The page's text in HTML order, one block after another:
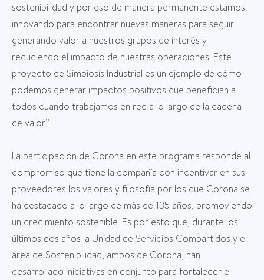
sostenibilidad y por eso de manera permanente estamos
innovando para encontrar nuevas maneras para seguir
generando valor a nuestros grupos de interés y
reduciendo el impacto de nuestras operaciones. Este
proyecto de Simbiosis Industrial es un ejemplo de cómo
podemos generar impactos positivos que benefician a
todos cuando trabajamos en red a lo largo de la cadena
de valor.”
La participación de Corona en este programa responde al
compromiso que tiene la compañía con incentivar en sus
proveedores los valores y filosofía por los que Corona se
ha destacado a lo largo de más de 135 años, promoviendo
un crecimiento sostenible. Es por esto que, durante los
últimos dos años la Unidad de Servicios Compartidos y el
área de Sostenibilidad, ambos de Corona, han
desarrollado iniciativas en conjunto para fortalecer el